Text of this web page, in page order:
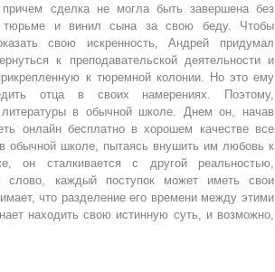
сделка не могла быть завершена без
тюрьме и винил сына за свою беду. Чтобы
свою искренность, Андрей придумал
к преподавательской деятельности и
к тюремной колонии. Но это ему
отца в своих намерениях. Поэтому,
в обычной школе. Днем он, начав
онлайн бесплатно в хорошем качестве все
обычной школе, пытаясь внушить им любовь к
он сталкивается с другой реальностью,
каждый поступок может иметь свои
что разделение его времени между этими
находить свою истинную суть, и возможно,